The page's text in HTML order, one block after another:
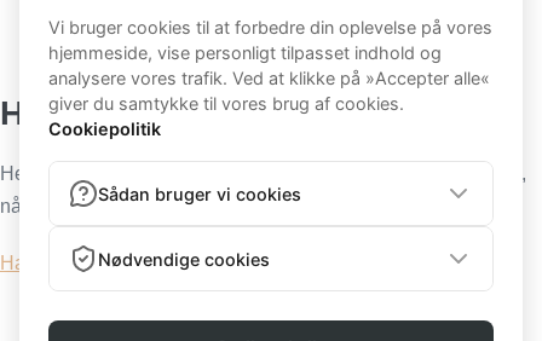
kontakt@sandrarosendahl.dk
Cvr. DK 35598030
Handelsbetingelser:
Her kan du læse mere om, hvilke betingelser du køber ind på,
når du handler via min hjemmeside:
Handelsbetingelser